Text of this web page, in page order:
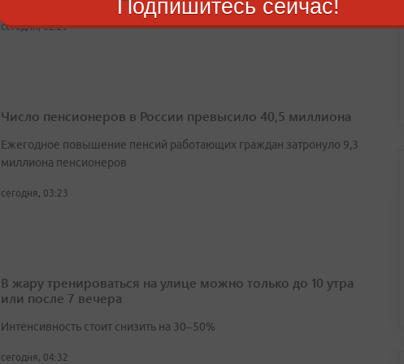
сегодня, 02:29
Число пенсионеров в России превысило 40,5 миллиона
Ежегодное повышение пенсий работающих граждан затронуло 9,3
миллиона пенсионеров
сегодня, 03:23
В жару тренироваться на улице можно только до 10 утра
или после 7 вечера
Интенсивность стоит снизить на 30–50%
сегодня, 04:32
Подпишитесь сейчас!